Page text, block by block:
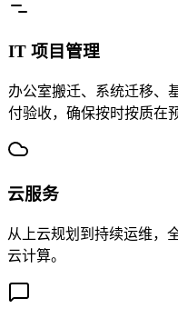
IT 项目管理
办公室搬迁、系统迁移
付验收，确保按时按质在
云服务
从上云规划到持续运维，
云计算。